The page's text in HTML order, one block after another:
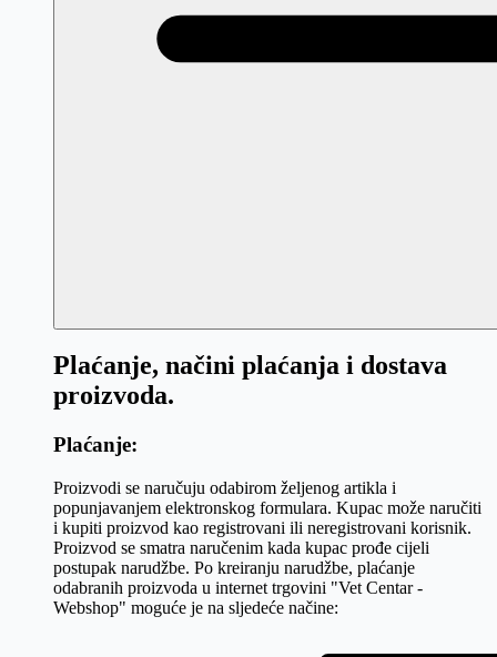
Plaćanje, načini plaćanja i dostava
proizvoda.
Plaćanje:
Proizvodi se naručuju odabirom željenog artikla i
popunjavanjem elektronskog formulara. Kupac može naručiti
i kupiti proizvod kao registrovani ili neregistrovani korisnik.
Proizvod se smatra naručenim kada kupac prođe cijeli
postupak narudžbe. Po kreiranju narudžbe, plaćanje
odabranih proizvoda u internet trgovini "Vet Centar -
Webshop" moguće je na sljedeće načine: